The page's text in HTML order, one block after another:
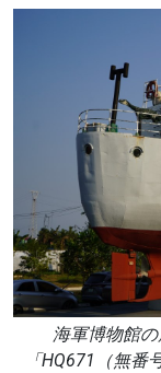
海軍博物館
「HQ671（無